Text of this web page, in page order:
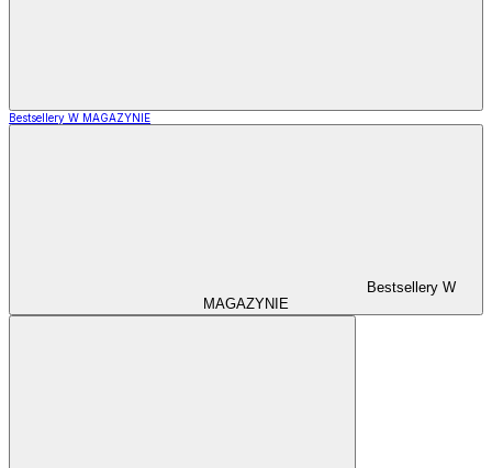
Bestsellery W MAGAZYNIE
Bestsellery W
MAGAZYNIE